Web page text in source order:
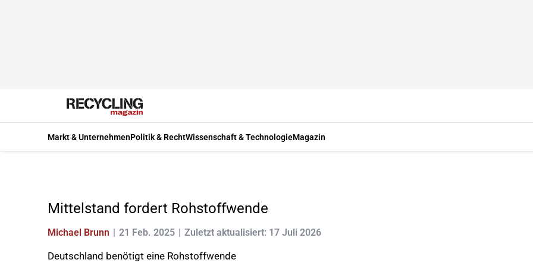
Markt & UnternehmenPolitik & RechtWissenschaft & TechnologieMagazin
Mittelstand fordert Rohstoffwende
Michael Brunn 21 Feb. 2025 Zuletzt aktualisiert: 17 Juli 2026
Deutschland benötigt eine Rohstoffwende